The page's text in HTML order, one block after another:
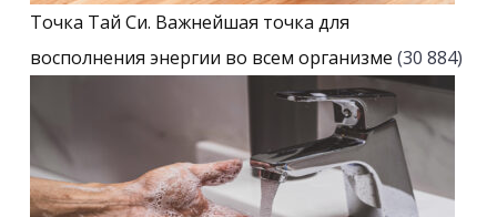
Точка Тай Си. Важнейшая точка для
восполнения энергии во всем организме (30 884)